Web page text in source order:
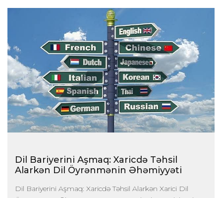
Dil Bariyerini Aşmaq: Xaricdə Təhsil
Alarkən Dil Öyrənmənin Əhəmiyyəti
Dil Bariyerini Aşmaq: Xaricdə Təhsil Alarkən Xarici Dil